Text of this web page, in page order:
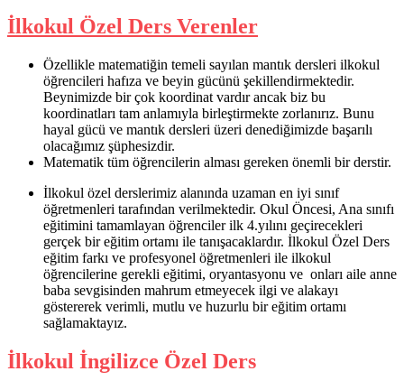
İlkokul Özel Ders Verenler
Özellikle matematiğin temeli sayılan mantık dersleri ilkokul
öğrencileri hafıza ve beyin gücünü şekillendirmektedir.
Beynimizde bir çok koordinat vardır ancak biz bu
koordinatları tam anlamıyla birleştirmekte zorlanırız. Bunu
hayal gücü ve mantık dersleri üzeri denediğimizde başarılı
olacağımız şüphesizdir.
Matematik tüm öğrencilerin alması gereken önemli bir derstir.
İlkokul özel derslerimiz alanında uzaman en iyi sınıf
öğretmenleri tarafından verilmektedir. Okul Öncesi, Ana sınıfı
eğitimini tamamlayan öğrenciler ilk 4.yılını geçirecekleri
gerçek bir eğitim ortamı ile tanışacaklardır. İlkokul Özel Ders
eğitim farkı ve profesyonel öğretmenleri ile ilkokul
öğrencilerine gerekli eğitimi, oryantasyonu ve onları aile anne
baba sevgisinden mahrum etmeyecek ilgi ve alakayı
göstererek verimli, mutlu ve huzurlu bir eğitim ortamı
sağlamaktayız.
İlkokul İngilizce Özel Ders